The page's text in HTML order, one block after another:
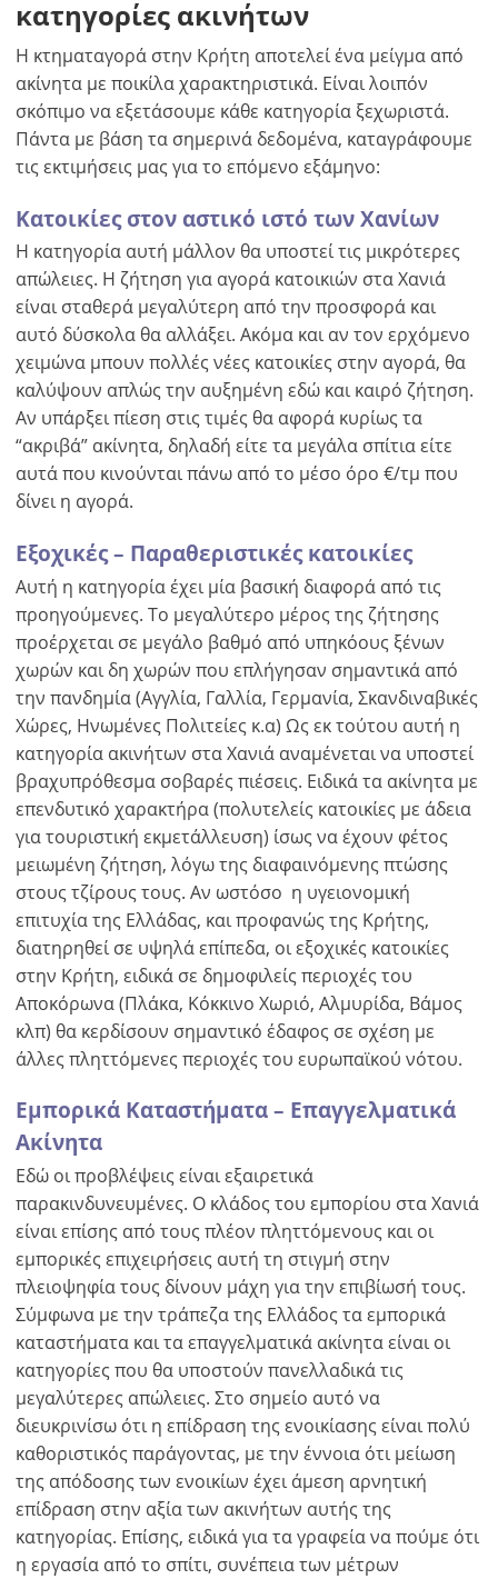
κατηγορίες ακινήτων
Η κτηματαγορά στην Κρήτη αποτελεί ένα μείγμα από
ακίνητα με ποικίλα χαρακτηριστικά. Είναι λοιπόν
σκόπιμο να εξετάσουμε κάθε κατηγορία ξεχωριστά.
Πάντα με βάση τα σημερινά δεδομένα, καταγράφουμε
τις εκτιμήσεις μας για το επόμενο εξάμηνο:
Κατοικίες στον αστικό ιστό των Χανίων
Η κατηγορία αυτή μάλλον θα υποστεί τις μικρότερες
απώλειες. Η ζήτηση για αγορά κατοικιών στα Χανιά
είναι σταθερά μεγαλύτερη από την προσφορά και
αυτό δύσκολα θα αλλάξει. Ακόμα και αν τον ερχόμενο
χειμώνα μπουν πολλές νέες κατοικίες στην αγορά, θα
καλύψουν απλώς την αυξημένη εδώ και καιρό ζήτηση.
Αν υπάρξει πίεση στις τιμές θα αφορά κυρίως τα
“ακριβά” ακίνητα, δηλαδή είτε τα μεγάλα σπίτια είτε
αυτά που κινούνται πάνω από το μέσο όρο €/τμ που
δίνει η αγορά.
Εξοχικές – Παραθεριστικές κατοικίες
Αυτή η κατηγορία έχει μία βασική διαφορά από τις
προηγούμενες. Το μεγαλύτερο μέρος της ζήτησης
προέρχεται σε μεγάλο βαθμό από υπηκόους ξένων
χωρών και δη χωρών που επλήγησαν σημαντικά από
την πανδημία (Αγγλία, Γαλλία, Γερμανία, Σκανδιναβικές
Χώρες, Ηνωμένες Πολιτείες κ.α) Ως εκ τούτου αυτή η
κατηγορία ακινήτων στα Χανιά αναμένεται να υποστεί
βραχυπρόθεσμα σοβαρές πιέσεις. Ειδικά τα ακίνητα με
επενδυτικό χαρακτήρα (πολυτελείς κατοικίες με άδεια
για τουριστική εκμετάλλευση) ίσως να έχουν φέτος
μειωμένη ζήτηση, λόγω της διαφαινόμενης πτώσης
στους τζίρους τους. Αν ωστόσο η υγειονομική
επιτυχία της Ελλάδας, και προφανώς της Κρήτης,
διατηρηθεί σε υψηλά επίπεδα, οι εξοχικές κατοικίες
στην Κρήτη, ειδικά σε δημοφιλείς περιοχές του
Αποκόρωνα (Πλάκα, Κόκκινο Χωριό, Αλμυρίδα, Βάμος
κλπ) θα κερδίσουν σημαντικό έδαφος σε σχέση με
άλλες πληττόμενες περιοχές του ευρωπαϊκού νότου.
Εμπορικά Καταστήματα – Επαγγελματικά
Ακίνητα
Εδώ οι προβλέψεις είναι εξαιρετικά
παρακινδυνευμένες. Ο κλάδος του εμπορίου στα Χανιά
είναι επίσης από τους πλέον πληττόμενους και οι
εμπορικές επιχειρήσεις αυτή τη στιγμή στην
πλειοψηφία τους δίνουν μάχη για την επιβίωσή τους.
Σύμφωνα με την τράπεζα της Ελλάδος τα εμπορικά
καταστήματα και τα επαγγελματικά ακίνητα είναι οι
κατηγορίες που θα υποστούν πανελλαδικά τις
μεγαλύτερες απώλειες. Στο σημείο αυτό να
διευκρινίσω ότι η επίδραση της ενοικίασης είναι πολύ
καθοριστικός παράγοντας, με την έννοια ότι μείωση
της απόδοσης των ενοικίων έχει άμεση αρνητική
επίδραση στην αξία των ακινήτων αυτής της
κατηγορίας. Επίσης, ειδικά για τα γραφεία να πούμε ότι
η εργασία από το σπίτι, συνέπεια των μέτρων